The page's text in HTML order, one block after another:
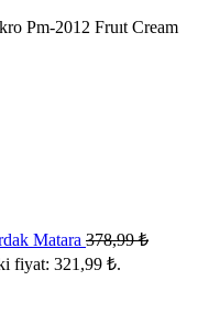
Pm-2012 Fruıt Cream
Matara 378,99₺
fiyat: 321,99 ₺.